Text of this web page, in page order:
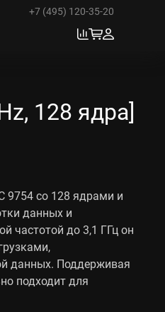
+7 (495) 120-35-20
128 ядра]
9754 со 128 ядрами и
данных и
частотой до 3,1 ГГц он
данных. Поддерживая
подходит для